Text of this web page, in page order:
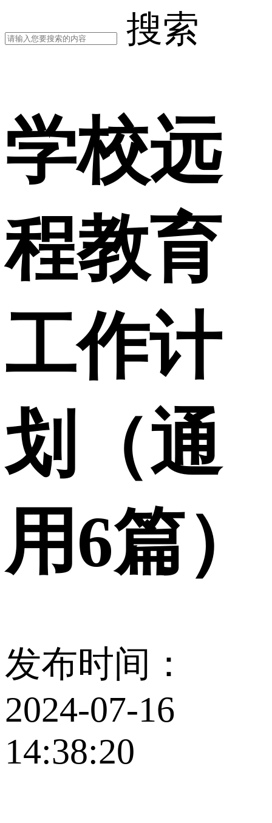
搜索
学校远
程教育
工作计
划（通
用6篇）
发布时间：
2024-07-16
14:38:20